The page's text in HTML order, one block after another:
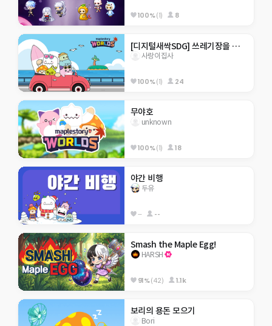
100%(1) 8
[디지털새싹SDG] 쓰레기장을 찾아서!
사랑이집사
100%(1) 24
무야호
unknown
100%(1) 18
야간 비행
두유
-- --
Smash the Maple Egg!
HARSH
91%(42) 1.1k
보리의 용돈 모으기
Bori